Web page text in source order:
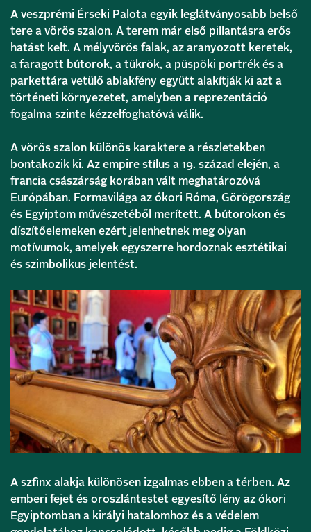
A veszprémi Érseki Palota egyik leglátványosabb belső
tere a vörös szalon. A terem már első pillantásra erős
hatást kelt. A mélyvörös falak, az aranyozott keretek,
a faragott bútorok, a tükrök, a püspöki portrék és a
parkettára vetülő ablakfény együtt alakítják ki azt a
történeti környezetet, amelyben a reprezentáció
fogalma szinte kézzelfoghatóvá válik.
A vörös szalon különös karaktere a részletekben
bontakozik ki. Az empire stílus a 19. század elején, a
francia császárság korában vált meghatározóvá
Európában. Formavilága az ókori Róma, Görögország
és Egyiptom művészetéből merített. A bútorokon és
díszítőelemeken ezért jelenhetnek meg olyan
motívumok, amelyek egyszerre hordoznak esztétikai
és szimbolikus jelentést.
A szfinx alakja különösen izgalmas ebben a térben. Az
emberi fejet és oroszlántestet egyesítő lény az ókori
Egyiptomban a királyi hatalomhoz és a védelem